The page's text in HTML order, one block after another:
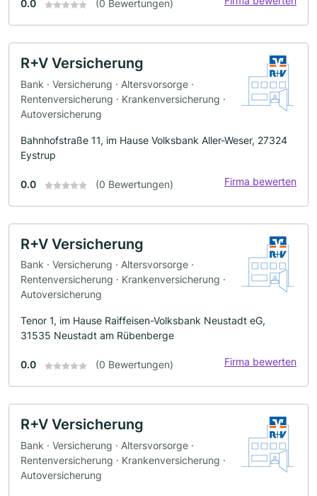
0.0 (0 Bewertungen)
R+V Versicherung
Bank · Versicherung · Altersvorsorge ·
Rentenversicherung · Krankenversicherung ·
Autoversicherung
Bahnhofstraße 11, im Hause Volksbank Aller-Weser, 27324
Eystrup
0.0 (0 Bewertungen) Firma bewerten
R+V Versicherung
Bank · Versicherung · Altersvorsorge ·
Rentenversicherung · Krankenversicherung ·
Autoversicherung
Tenor 1, im Hause Raiffeisen-Volksbank Neustadt eG,
31535 Neustadt am Rübenberge
0.0 (0 Bewertungen) Firma bewerten
R+V Versicherung
Bank · Versicherung · Altersvorsorge ·
Rentenversicherung · Krankenversicherung ·
Autoversicherung